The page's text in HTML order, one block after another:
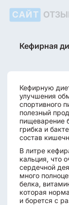
САЙТ
Кефирная
Кефирную
улучшения
спортивного
полезный
пищеварение
грибка и
состав
В литре
кальция, что
сердечной
много
белка,
которая
и борется с